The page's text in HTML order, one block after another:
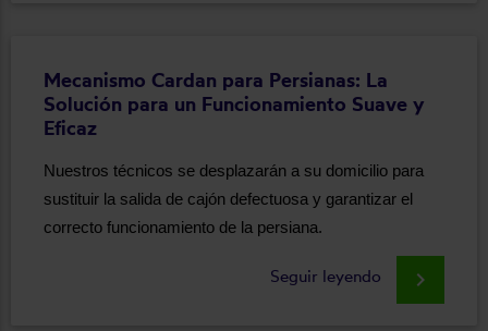
Mecanismo Cardan para Persianas: La
Solución para un Funcionamiento Suave y
Eficaz
Nuestros técnicos se desplazarán a su domicilio para
sustituir la salida de cajón defectuosa y garantizar el
correcto funcionamiento de la persiana.
Seguir leyendo keyboard_arrow_right